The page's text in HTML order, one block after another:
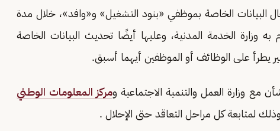
البيانات الخاصة بموظفي «بنود التشغيل» و«وافد»، خلال مدة
به وزارة الخدمة المدنية، وعليها أيضًا تحديث البيانات الخاصة
يطرأ على الوظائف أو الموظفين أيهما أسبق.
مع وزارة العمل والتنمية الاجتماعية ومركز المعلومات الوطني
لمتابعة كل مراحل التعاقد حتى الإحلال .